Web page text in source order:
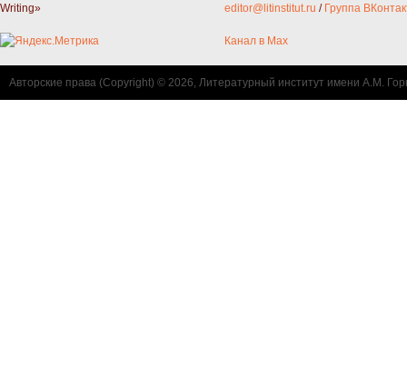
Writing»
editor@litinstitut.ru / Группа
Канал в Max
Авторские права (Copyright) © 2026, Литературный институт имени А.М.